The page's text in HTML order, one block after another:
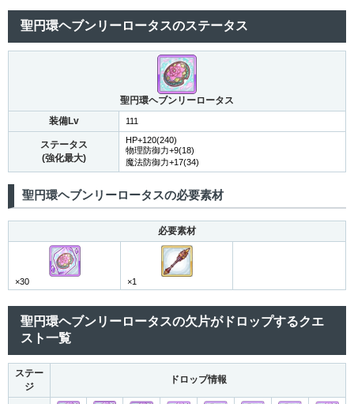
聖円環ヘブンリーロータスのステータス
聖円環ヘブンリーロータス
装備Lv
111
ステータス
(強化最大)
HP+120(240)
物理防御力+9(18)
魔法防御力+17(34)
聖円環ヘブンリーロータスの必要素材
必要素材
×30 ×1
聖円環ヘブンリーロータスの欠片がドロップするクエ
スト一覧
ステー
ジ
ドロップ情報